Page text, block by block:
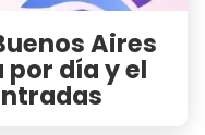
Aires
por día y el